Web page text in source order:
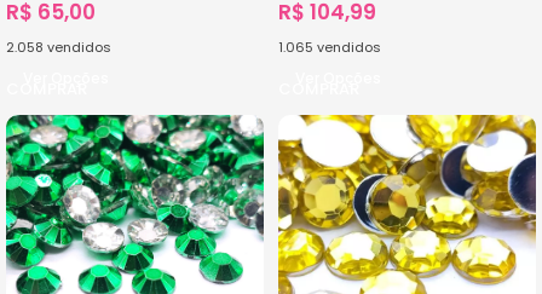
R$ 65,00
2.058 vendidos
R$ 104,99
1.065 vendidos